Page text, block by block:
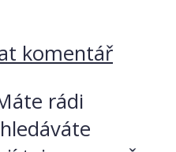
komentář
rádi